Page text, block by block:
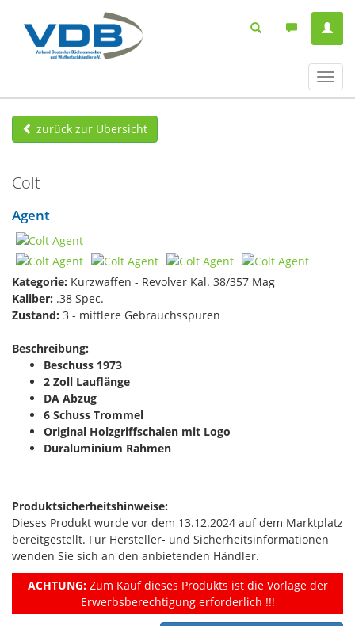
ein-/
zurück zur Übersicht
Colt
Agent
Kategorie: Kurzwaffen - Revolver Kal. 38/357 Mag
Kaliber: .38 Spec.
Zustand: 3 - mittlere Gebrauchsspuren
Beschreibung:
Beschuss 1973
2 Zoll Lauflänge
DA Abzug
6 Schuss Trommel
Original Holzgriffschalen mit Logo
Duraluminium Rahmen
Produktsicherheitshinweise:
Dieses Produkt wurde vor dem 13.12.2024 auf dem Marktplatz
bereitgestellt. Für Hersteller- und Sicherheitsinformationen
wenden Sie sich an den anbietenden Händler.
ACHTUNG:Zum Kauf dieses Produkts ist die Vorlage der
Erwerbsberechtigung erforderlich !!!